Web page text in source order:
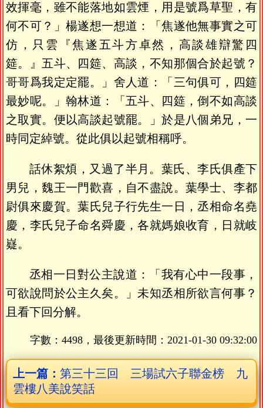
效揮毫，雖不能落地如雲煙，用是號爲草聖，有
何不可？」楊遂想一想道：「焦遂他無事實之可
仿，只雲『焦遂五斗方卓然，高談雄辯驚四
筵。』五斗、四筵、高談，不知那個合於起號？
哥哥爲我定定罷。」舍人道：「三句俱可，四筵
最妙呢。」翰林道：「五斗、四筵，倒不如高談
之取實。便以高談起號罷。」於是八個弟兄，一
時同定綽號。從此俱以起號相稱呼。
話休絮煩，又過了半月。葉氏、李氏俱產下
男兒，魏王一門歡喜，自不盡說。葉學士、李都
尉俱來慶賀。葉氏兒子行先生一日，丞相命名堯
慶，李氏兒子命名舜慶，各就媽娘收育，日就岐
嶷。
丞相一日對公主說道：「我有心中一段事，
可欲說問於公主久矣。」未知丞相所欲言何事？
且看下回分解。
字數：4498，最後更新時間： 2021-01-30 09:32:00
上一篇： 第三十三回 三場試六子聯金榜 九
雲樓八美說笑話